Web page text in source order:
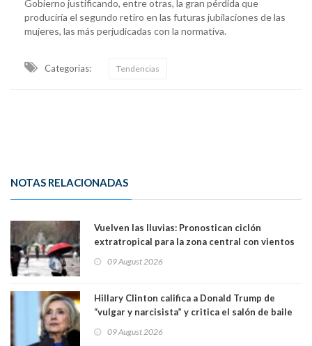
Gobierno justificando, entre otras, la gran pérdida que
produciría el segundo retiro en las futuras jubilaciones de las
mujeres, las más perjudicadas con la normativa.
Categorias: Tendencias
NOTAS RELACIONADAS
Vuelven las lluvias: Pronostican ciclón
extratropical para la zona central con vientos
09 August 2026
Hillary Clinton califica a Donald Trump de
“vulgar y narcisista” y critica el salón de baile
casa. Y la está destruyendo”
09 August 2026